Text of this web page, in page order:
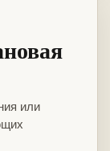
или